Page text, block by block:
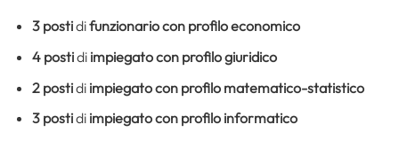
3 postidifunzionario con profilo economico
4 postidi impiegato con profilo giuridico
2 postidi impiegato con profilo matematico-statistico
3 postidi impiegato con profilo informatico